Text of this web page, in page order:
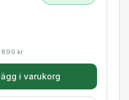
899 kr
i varukorg